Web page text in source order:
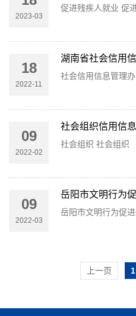
2023-03
促进残
18
2022-11
湖南省社会信用
09
2022-02
社会组织信用信
社会组织 社会组织
09
2022-03
岳阳市文明行为
上一页 1